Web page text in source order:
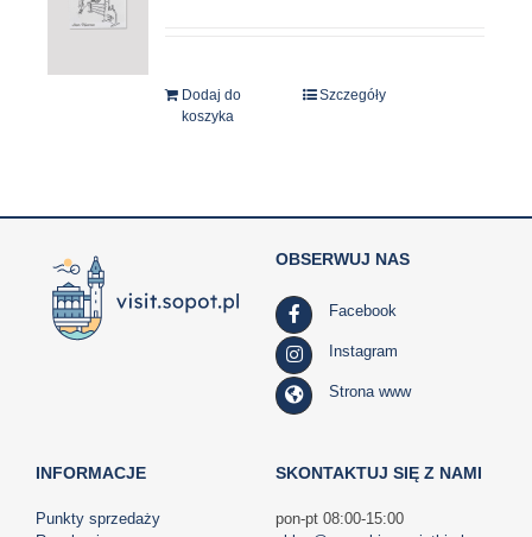
Dodaj do
koszyka
Szczegóły
INFORMACJE
Punkty sprzedaży
OBSERWUJ NAS
Facebook
Instagram
Strona www
SKONTAKTUJ SIĘ Z NAMI
pon-pt 08:00-15:00